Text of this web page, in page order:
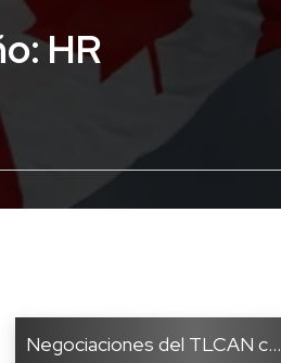
HR
Negociaciones del TLCAN c...